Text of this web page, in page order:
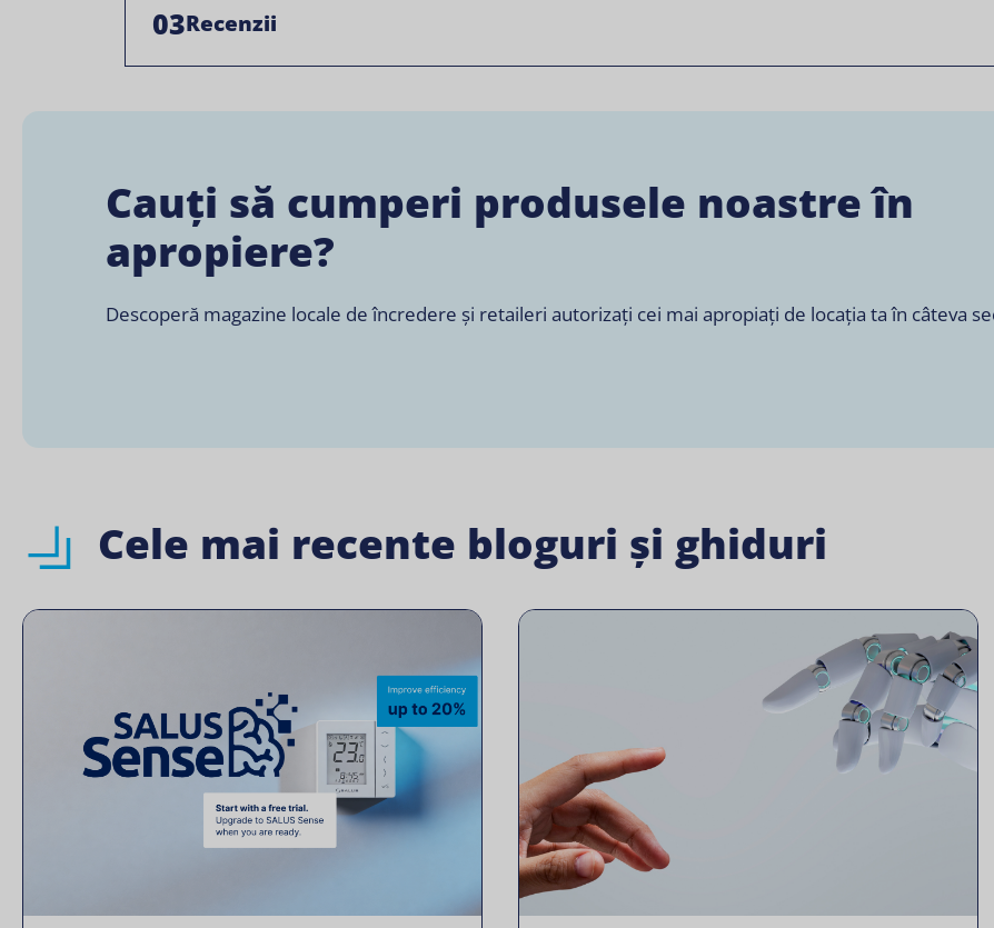
03Recenzii
Cauți să cumperi produsele noastre în
apropiere?
Descoperă magazine locale de încredere și retaileri autorizați cei mai apropiați de locația ta în câteva
Cele mai recente bloguri și ghiduri